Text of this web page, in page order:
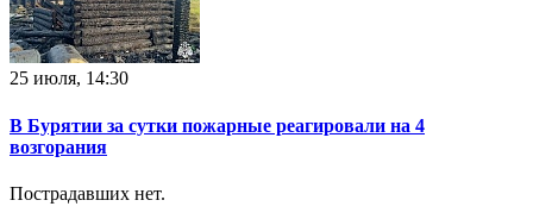
25 июля, 14:30
В Бурятии за сутки пожарные реагировали на 4
возгорания
Пострадавших нет.